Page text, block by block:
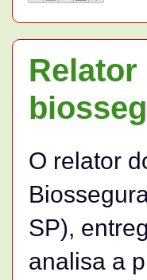
O relator
SP),
analisa a